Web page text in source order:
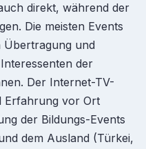
direkt, während der
Die meisten Events
Übertragung und
der
Der Internet-TV-
Erfahrung vor Ort
der Bildungs-Events
dem Ausland (Türkei,